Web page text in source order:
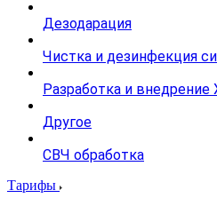
Дезодарация
Чистка и дезинфекция
Разработка и
Другое
СВЧ обработка
Тарифы